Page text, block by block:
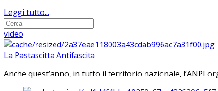
Leggi tutto...
video
La Pastascitta Antifascita
Anche quest’anno, in tutto il territorio nazionale, l’ANPI